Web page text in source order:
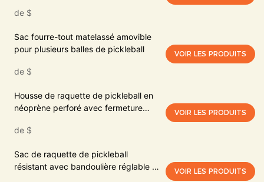
avec poche dédiée pour les
de $
Sac fourre-tout matelassé amovible
pour plusieurs balles de pickleball
de $
VOIR LES PRODUITS
Housse de raquette de pickleball en
néoprène perforé avec fermeture
de $
VOIR LES PRODUITS
Sac de raquette de pickleball
résistant avec bandoulière réglable et
VOIR LES PRODUITS